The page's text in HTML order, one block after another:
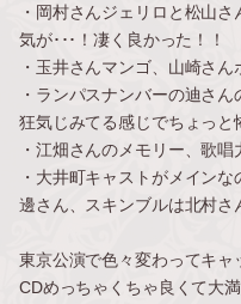
・岡村さんジェリロと松山
気が･･･！凄く良かった！！
・玉井さんマンゴ、山崎さん
・ランパスナンバーの迪さ
狂気じみてる感じでちょっと
・江畑さんのメモリー、歌
・大井町キャストがメイン
邊さん、スキンブルは北村
東京公演で色々変わってキャ
CDめっちゃくちゃ良くて大